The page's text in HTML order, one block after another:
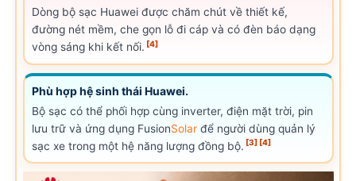
Dòng bộ sạc Huawei được chăm chút về thiết kế,
đường nét mềm, che gọn lỗ đi cáp và có đèn báo dạng
vòng sáng khi kết nối. [4]
Phù hợp hệ sinh thái Huawei.
Bộ sạc có thể phối hợp cùng inverter, điện mặt trời, pin
lưu trữ và ứng dụng FusionSolar để người dùng quản lý
sạc xe trong một hệ năng lượng đồng bộ. [3] [4]